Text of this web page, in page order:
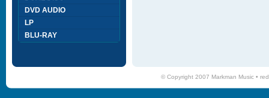
DVD AUDIO
LP
BLU-RAY
© Copyright 2007 Markman Music •